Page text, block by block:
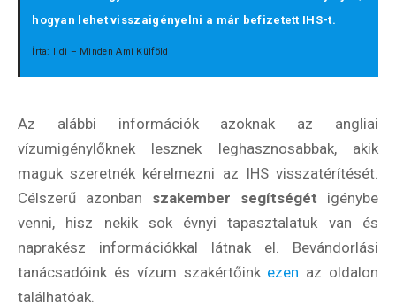
hogyan lehet visszaigényelni a már befizetett IHS-t.
Írta: Ildi – Minden Ami Külföld
Az alábbi információk azoknak az angliai
vízumigénylőknek lesznek leghasznosabbak, akik
maguk szeretnék kérelmezni az IHS visszatérítését.
Célszerű azonban szakember segítségét igénybe
venni, hisz nekik sok évnyi tapasztalatuk van és
naprakész információkkal látnak el. Bevándorlási
tanácsadóink és vízum szakértőink ezen az oldalon
találhatóak.